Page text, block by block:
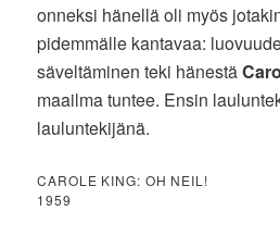
onneksi hänellä oli myös
pidemmälle kantavaa:
säveltäminen teki hänestä
maailma tuntee. Ensin
lauluntekijänä.
CAROLE KING: OH NEIL!
1959